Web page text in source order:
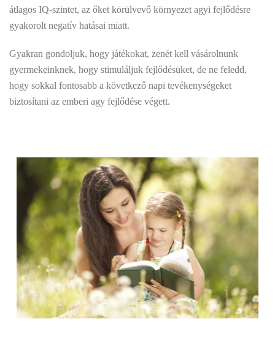
átlagos IQ-szintet, az őket körülvevő környezet agyi fejlődésre
gyakorolt negatív hatásai miatt.
Gyakran gondoljuk, hogy játékokat, zenét kell vásárolnunk
gyermekeinknek, hogy stimuláljuk fejlődésüket, de ne feledd,
hogy sokkal fontosabb a következő napi tevékenységeket
biztosítani az emberi agy fejlődése végett.